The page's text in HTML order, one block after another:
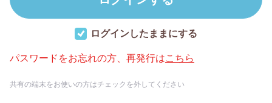
ログインしたままにする
パスワードをお忘れの方、再発行はこちら
共有の端末をお使いの方はチェックを外してください